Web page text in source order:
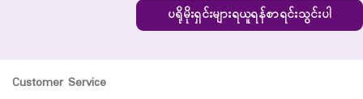
ပရိုမိုးရှင်းများရယူရန်စာရင်းသွင်းပါ
Customer Service